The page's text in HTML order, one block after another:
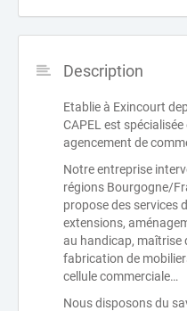
Description
Etablie à Exincourt
CAPEL est
agencement de
Notre entreprise
régions Bourgogne/
propose des services
extensions,
au handicap,
fabrication de
cellule commerciale…
Nous disposons du